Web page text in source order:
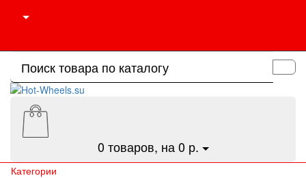
0товаров, на 0 р.
Категории